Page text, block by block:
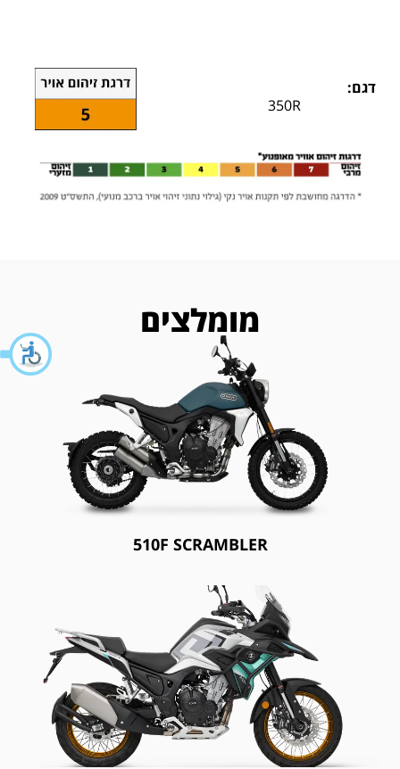
דגם:
350R
מומלצים
510F SCRAMBLER